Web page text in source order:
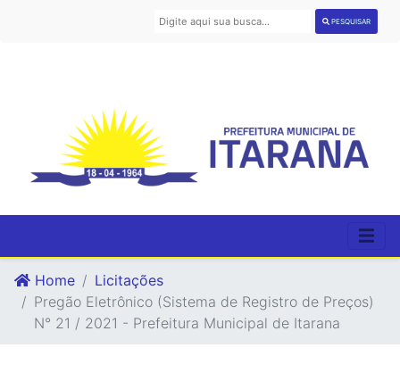
PESQUISAR
Home
Licitações
Pregão Eletrônico (Sistema de Registro de Preços)
N° 21 / 2021 - Prefeitura Municipal de Itarana